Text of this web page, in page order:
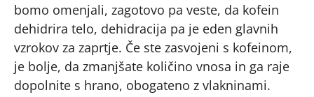
bomo omenjali, zagotovo pa veste, da kofein
dehidrira telo, dehidracija pa je eden glavnih
vzrokov za zaprtje. Če ste zasvojeni s kofeinom,
je bolje, da zmanjšate količino vnosa in ga raje
dopolnite s hrano, obogateno z vlakninami.